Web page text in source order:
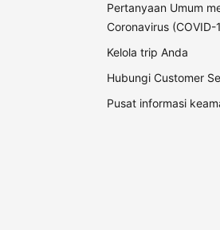
Pertanyaan Umum
Coronavirus (COVID-
Kelola trip Anda
Hubungi Customer
Pusat informasi